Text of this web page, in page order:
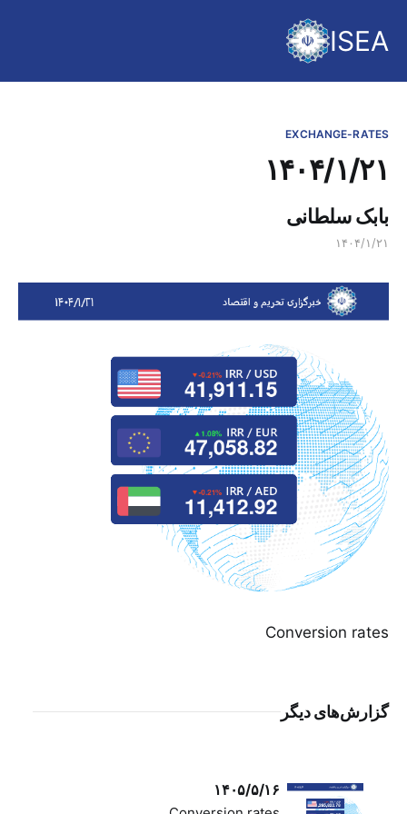
ISEA
EXCHANGE-RATES
۱۴۰۴/۱/۲۱
بابک سلطانی
۱۴۰۴/۱/۲۱
Conversion rates
گزارش‌های دیگر
۱۴۰۵/۵/۱۶